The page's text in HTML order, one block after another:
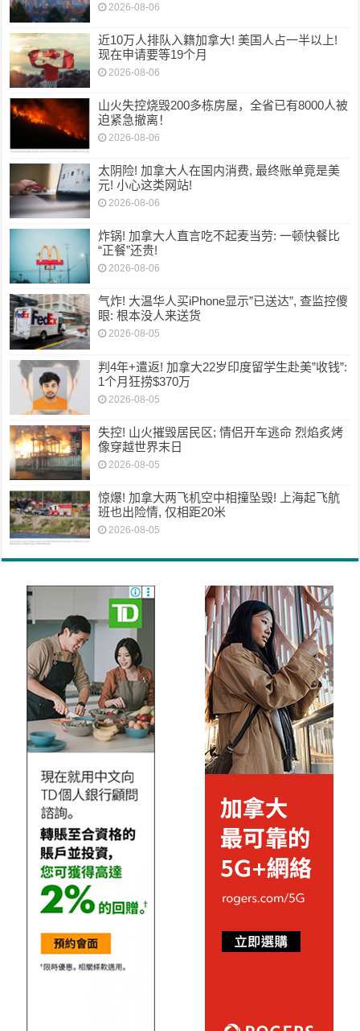
2026-08-06
近10万人排队入籍加拿大! 美国人占一半以上!
现在申请要等19个月
2026-08-06
山火失控烧毁200多栋房屋，全省已有8000人被
迫紧急撤离！
2026-08-06
太阴险! 加拿大人在国内消费, 最终账单竟是美
元! 小心这类网站!
2026-08-06
炸锅! 加拿大人直言吃不起麦当劳: 一顿快餐比
“正餐”还贵!
2026-08-06
气炸! 大温华人买iPhone显示”已送达”, 查监控傻
眼: 根本没人来送货
2026-08-05
判4年+遣返! 加拿大22岁印度留学生赴美”收钱”:
1个月狂捞$370万
2026-08-05
失控! 山火摧毁居民区; 情侣开车逃命 烈焰炙烤
像穿越世界末日
2026-08-05
惊爆! 加拿大两飞机空中相撞坠毁! 上海起飞航
班也出险情, 仅相距20米
2026-08-05